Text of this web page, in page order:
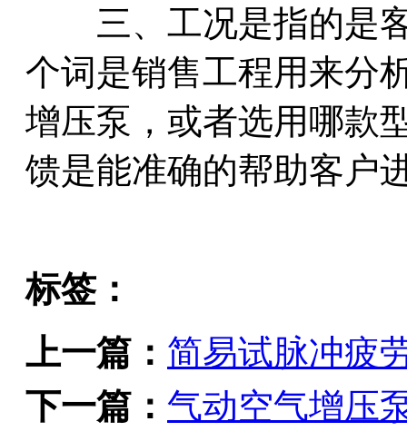
三、工况是指的是客
个词是销售工程用来分
增压泵，或者选用哪款
馈是能准确的帮助客户
标签：
上一篇： 简易试脉冲疲
下一篇： 气动空气增压